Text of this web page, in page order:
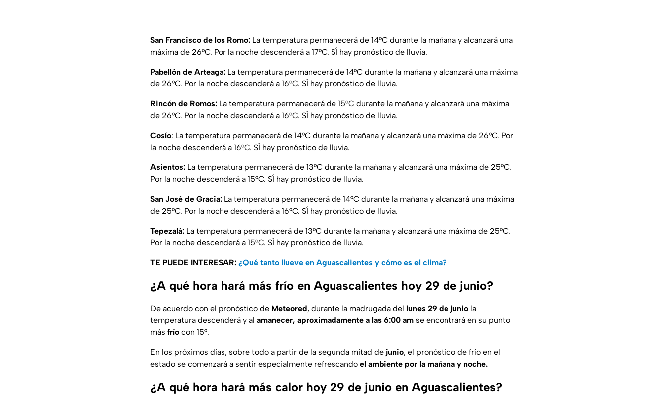
San Francisco de los Romo: La temperatura permanecerá de 14°C durante la mañana y alcanzará una
máxima de 26°C. Por la noche descenderá a 17°C. SÍ hay pronóstico de lluvia.
Pabellón de Arteaga: La temperatura permanecerá de 14°C durante la mañana y alcanzará una máxima
de 26°C. Por la noche descenderá a 16°C. SÍ hay pronóstico de lluvia.
Rincón de Romos: La temperatura permanecerá de 15°C durante la mañana y alcanzará una máxima
de 26°C. Por la noche descenderá a 16°C. SÍ hay pronóstico de lluvia.
Cosío: La temperatura permanecerá de 14°C durante la mañana y alcanzará una máxima de 26°C. Por
la noche descenderá a 16°C. SÍ hay pronóstico de lluvia.
Asientos: La temperatura permanecerá de 13°C durante la mañana y alcanzará una máxima de 25°C.
Por la noche descenderá a 15°C. SÍ hay pronóstico de lluvia.
San José de Gracia: La temperatura permanecerá de 14°C durante la mañana y alcanzará una máxima
de 25°C. Por la noche descenderá a 16°C. SÍ hay pronóstico de lluvia.
Tepezalá: La temperatura permanecerá de 13°C durante la mañana y alcanzará una máxima de 25°C.
Por la noche descenderá a 15°C. SÍ hay pronóstico de lluvia.
TE PUEDE INTERESAR: ¿Qué tanto llueve en Aguascalientes y cómo es el clima?
¿A qué hora hará más frío en Aguascalientes hoy 29 de junio?
De acuerdo con el pronóstico de Meteored, durante la madrugada del lunes 29 de junio la
temperatura descenderá y al amanecer, aproximadamente a las 6:00 am se encontrará en su punto
más frío con 15°.
En los próximos días, sobre todo a partir de la segunda mitad de junio, el pronóstico de frío en el
estado se comenzará a sentir especialmente refrescando el ambiente por la mañana y noche.
¿A qué hora hará más calor hoy 29 de junio en Aguascalientes?